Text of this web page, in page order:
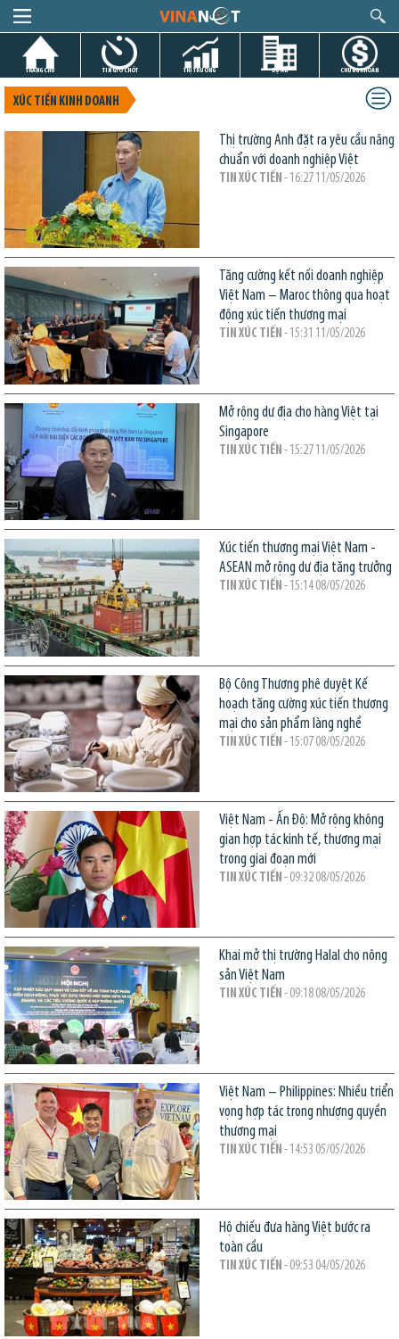
TRANG CHỦ TIN GIỜ CHÓT THỊ TRƯỜNG DỰ ÁN CHỨNG KHOÁN
XÚC TIẾN KINH DOANH
Thị trường Anh đặt ra yêu cầu nâng
chuẩn với doanh nghiệp Việt
TIN XÚC TIẾN - 16:27 11/05/2026
Tăng cường kết nối doanh nghiệp
Việt Nam – Maroc thông qua hoạt
động xúc tiến thương mại
TIN XÚC TIẾN - 15:31 11/05/2026
Mở rộng dư địa cho hàng Việt tại
Singapore
TIN XÚC TIẾN - 15:27 11/05/2026
Xúc tiến thương mại Việt Nam -
ASEAN mở rộng dư địa tăng trưởng
TIN XÚC TIẾN - 15:14 08/05/2026
Bộ Công Thương phê duyệt Kế
hoạch tăng cường xúc tiến thương
mại cho sản phẩm làng nghề
TIN XÚC TIẾN - 15:07 08/05/2026
Việt Nam - Ấn Độ: Mở rộng không
gian hợp tác kinh tế, thương mại
trong giai đoạn mới
TIN XÚC TIẾN - 09:32 08/05/2026
Khai mở thị trường Halal cho nông
sản Việt Nam
TIN XÚC TIẾN - 09:18 08/05/2026
Việt Nam – Philippines: Nhiều triển
vọng hợp tác trong nhượng quyền
thương mại
TIN XÚC TIẾN - 14:53 05/05/2026
Hộ chiếu đưa hàng Việt bước ra
toàn cầu
TIN XÚC TIẾN - 09:53 04/05/2026